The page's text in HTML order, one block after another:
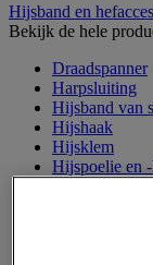
Hijsband en
Bekijk de hele
Draadspanner
Harpsluiting
Hijsband van
Hijshaak
Hijsklem
Hijspoelie en